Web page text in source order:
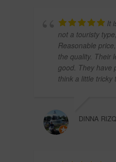
It
not a touristy
Reasonable
the quality. Their
good. They have
think a little tricky
DINNA